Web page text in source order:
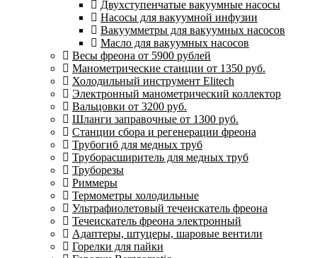
Двухступенчатые вакуумные насосы
Насосы для вакуумной инфузии
Вакуумметры для вакуумных насосов
Масло для вакуумных насосов
Весы фреона от 5900 рублей
Манометрические станции от 1350 руб.
Холодильный инструмент Elitech
Электронный манометрический коллектор
Вальцовки от 3200 руб.
Шланги заправочные от 1300 руб.
Станции сбора и регенерации фреона
Трубогиб для медных труб
Труборасширитель для медных труб
Труборезы
Риммеры
Термометры холодильные
Ультрафиолетовый течеискатель фреона
Течеискатель фреона электронный
Адаптеры, штуцеры, шаровые вентили
Горелки для пайки